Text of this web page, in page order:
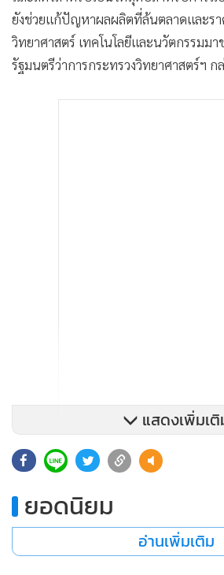
ยังช่วยแก้ปัญหาผลผลิตที่ล้นตลาดและรา
วิทยาศาสตร์ เทคโนโลยีและนวัตกรรมมา
รัฐมนตรีว่าการกระทรวงวิทยาศาสตร์ฯ ก
แสดงเพิ่มเ
ยอดนิยม
อ่านเพิ่มเติม